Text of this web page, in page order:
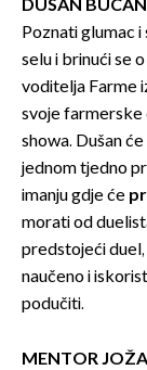
DUŠAN BUĆAN
Poznati glumac i
selu i brinući se
voditelja Farme
svoje farmerske
showa. Dušan
jednom tjedno
imanju gdje će
morati od
predstojeći duel,
naučeno i
podučiti.
MENTOR JOŽA